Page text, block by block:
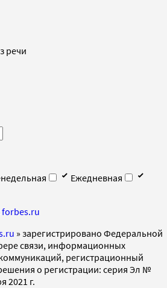
речи
Ежедневная
forbes.ru
» зарегистрировано Федеральной
связи, информационных
регистрационный
о регистрации: серия Эл №
2021 г.